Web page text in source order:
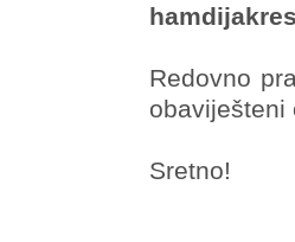
Redovno
obaviješteni
Sretno!